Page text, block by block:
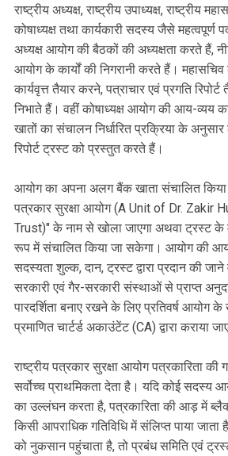
राष्ट्रीय अध्यक्ष, राष्ट्रीय उपाध्यक्ष, राष्ट्रीय
कोषाध्यक्ष तथा कार्यकारी सदस्य जैसे महत्वपूर्ण
अध्यक्ष आयोग की बैठकों की अध्यक्षता करते हैं,
आयोग के कार्यों की निगरानी करते हैं।
कार्यवृत्त तैयार करने, पत्राचार एवं प्रगति
निभाते हैं। वहीं कोषाध्यक्ष आयोग की आय-व्यय
खातों का संचालन निर्धारित प्रक्रिया के
रिपोर्ट ट्रस्ट को प्रस्तुत करते हैं।
आयोग का अपना अलग बैंक खाता संचालित किया
पत्रकार सुरक्षा आयोग (A Unit of Dr. Zakir
Trust)" के नाम से खोला जाएगा अथवा ट्रस्ट
रूप में संचालित किया जा सकेगा। आयोग की
सदस्यता शुल्क, दान, ट्रस्ट द्वारा प्रदान की
सरकारी एवं गैर-सरकारी संस्थाओं से प्राप्त
पारदर्शिता बनाए रखने के लिए प्रतिवर्ष आयोग
प्रमाणित चार्टर्ड अकाउंटेंट (CA) द्वारा कराया
राष्ट्रीय पत्रकार सुरक्षा आयोग पत्रकारिता की
सर्वोच्च प्राथमिकता देता है। यदि कोई सदस्य
का उल्लंघन करता है, पत्रकारिता की आड़ में
किसी आपराधिक गतिविधि में संलिप्त पाया
को नुकसान पहुंचाता है, तो प्रबंध समिति एवं